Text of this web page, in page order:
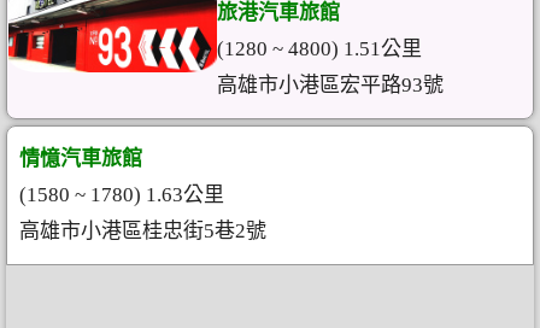
旅港汽車旅館
(1280 ~ 4800) 1.51公里
高雄市小港區宏平路93號
情憶汽車旅館
(1580 ~ 1780) 1.63公里
高雄市小港區桂忠街5巷2號